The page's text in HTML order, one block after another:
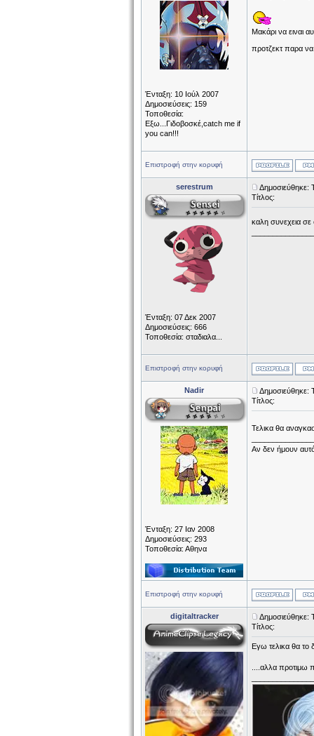
Ένταξη: 10 Ιούλ 2007
Δημοσιεύσεις: 159
Τοποθεσία:
Εξω...Γιδοβοσκέ,catch me if
you can!!!
Μακάρι να ειναι
προτζεκτ παρα
Επιστροφή στην κορυφή
serestrum
Ένταξη: 07 Δεκ 2007
Δημοσιεύσεις: 666
Τοποθεσία: σταδιαλα...
Δημοσιεύθηκε:
Τίτλος:
καλη συνεχεια σε
Επιστροφή στην κορυφή
Nadir
Ένταξη: 27 Ιαν 2008
Δημοσιεύσεις: 293
Τοποθεσία: Αθηνα
Δημοσιεύθηκε:
Τίτλος:
Τελικα θα
Αν δεν ήμουν
Επιστροφή στην κορυφή
digitaltracker
Δημοσιεύθηκε:
Τίτλος:
Εγω τελικα θα
....αλλα προτιμω